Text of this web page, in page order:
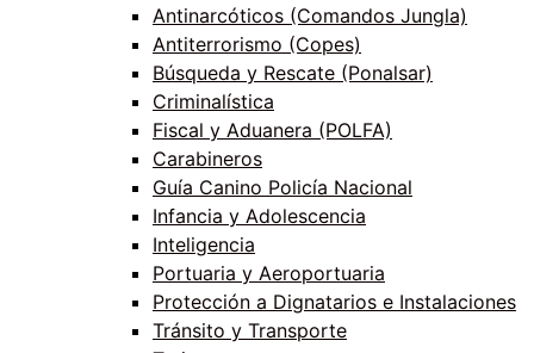
Antinarcóticos (Comandos Jungla)
Antiterrorismo (Copes)
Búsqueda y Rescate (Ponalsar)
Criminalística
Fiscal y Aduanera (POLFA)
Carabineros
Guía Canino Policía Nacional
Infancia y Adolescencia
Inteligencia
Portuaria y Aeroportuaria
Protección a Dignatarios e Instalaciones
Tránsito y Transporte